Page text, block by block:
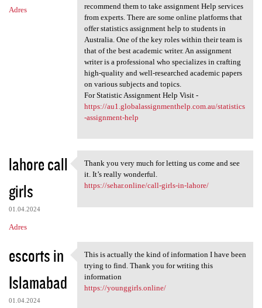
Adres
recommend them to take assignment Help services
from experts. There are some online platforms that
offer statistics assignment help to students in
Australia. One of the key roles within their team is
that of the best academic writer. An assignment
writer is a professional who specializes in crafting
high-quality and well-researched academic papers
on various subjects and topics.
For Statistic Assignment Help Visit -
https://au1.globalassignmenthelp.com.au/statistics
-assignment-help
lahore call
girls
01.04.2024
Adres
Thank you very much for
Thank you very much for letting us come and see
it. It’s really wonderful.
https://sehar.online/call-girls-in-lahore/
escorts in
Islamabad
01.04.2024
This is actually the kind of
This is actually the kind of information I have been
trying to find. Thank you for writing this
information
https://younggirls.online/